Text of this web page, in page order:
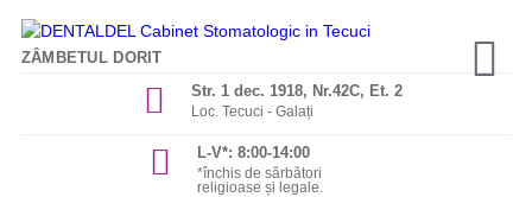
ZÂMBETUL DORIT
Str. 1 dec. 1918, Nr.42C, Et. 2
Loc. Tecuci - Galați
L-V*: 8:00-14:00
*închis de sărbători
religioase și legale.